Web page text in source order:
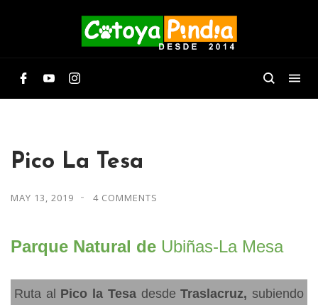
Pico La Tesa
MAY 13, 2019 4 COMMENTS
Parque Natural de Ubiñas-La Mesa
Ruta al Pico la TesadesdeTraslacruz, subiendo